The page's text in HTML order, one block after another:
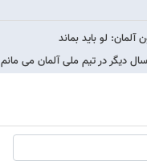
لو باید بماند
دیگر در تیم ملی آلمان می مانم